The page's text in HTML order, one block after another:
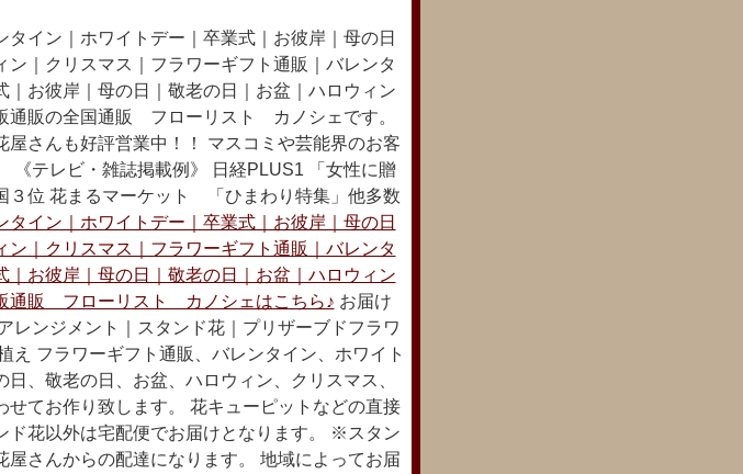
タイン｜ホワイトデー｜卒業式｜お彼岸｜母の日
ン｜クリスマス｜フラワーギフト通販｜バレンタ
｜お彼岸｜母の日｜敬老の日｜お盆｜ハロウィン
通販の全国通販 フローリスト カノシェです。
屋さんも好評営業中！！ マスコミや芸能界のお客
《テレビ・雑誌掲載例》 日経PLUS1 「女性に贈
３位 花まるマーケット 「ひまわり特集」他多数
タイン｜ホワイトデー｜卒業式｜お彼岸｜母の日
ン｜クリスマス｜フラワーギフト通販｜バレンタ
｜お彼岸｜母の日｜敬老の日｜お盆｜ハロウィン
通販 フローリスト カノシェはこちら♪ お届け
レンジメント｜スタンド花｜プリザーブドフラワ
え フラワーギフト通販、バレンタイン、ホワイト
、敬老の日、お盆、ハロウィン、クリスマス、
せてお作り致します。 花キューピットなどの直接
ド花以外は宅配便でお届けとなります。 ※スタン
屋さんからの配達になります。 地域によってお届